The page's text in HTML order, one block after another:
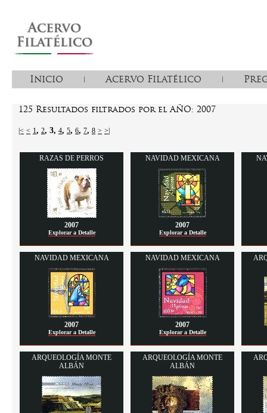
Inicio Acervo Filatélico
125 Resultados filtrados por el AÑO: 2007
|< < 1, 2, 3, 4, 5, 6, 7, 8 > >|
RAZAS DE PERROS
2007
Explorar a Detalle
NAVIDAD MEXICANA
2007
Explorar a Detalle
NAVIDAD MEXICANA
2007
Explorar a Detalle
NAVIDAD MEXICANA
2007
Explorar a Detalle
ARQUEOLOGÍA MONTE
ALBÁN
ARQUEOLOGÍA MONTE
ALBÁN